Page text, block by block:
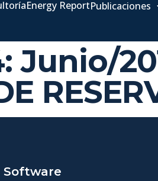
Energy ReportPublicaciones
Junio/
Software